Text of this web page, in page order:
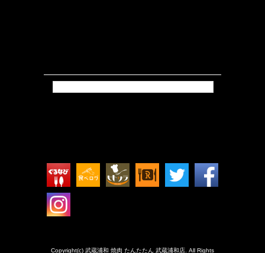
Copyright(c) 武蔵浦和 焼肉 たんたたん 武蔵浦和店. All Rights